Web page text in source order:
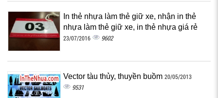
In thẻ nhựa làm thẻ giữ xe, nhận in thẻ
nhựa làm thẻ giữ xe, in thẻ nhựa giá rẻ
23/07/2016 9602
Vector tàu thủy, thuyền buồm 20/05/2013
9531